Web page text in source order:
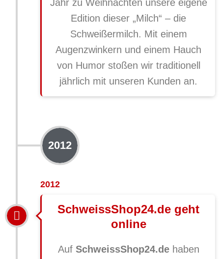
Jahr zu Weihnachten unsere eigene
Edition dieser „Milch“ – die
Schweißermilch. Mit einem
Augenzwinkern und einem Hauch
von Humor stoßen wir traditionell
jährlich mit unseren Kunden an.
2012
2012
SchweissShop24.de geht
online
Auf SchweissShop24.dehaben